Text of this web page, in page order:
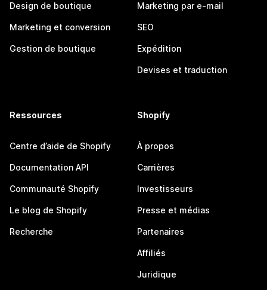
Design de boutique
Marketing et conversion
Gestion de boutique
Marketing par e-mail
SEO
Expédition
Devises et traduction
Ressources
Centre d’aide de Shopify
Documentation API
Communauté Shopify
Le blog de Shopify
Recherche
Shopify
À propos
Carrières
Investisseurs
Presse et médias
Partenaires
Affiliés
Juridique